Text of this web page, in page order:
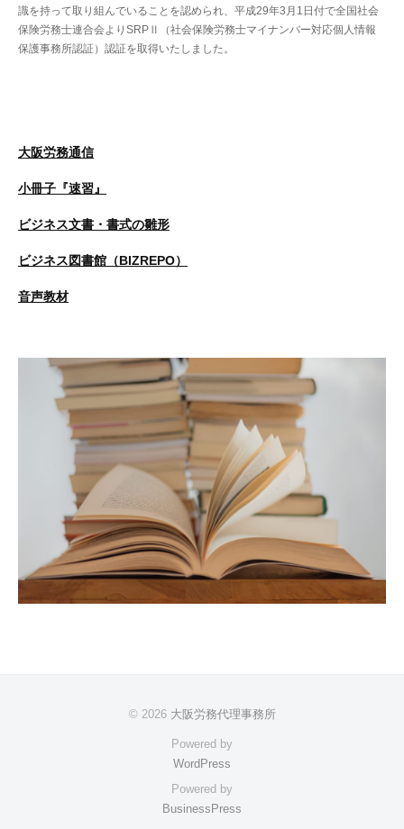
識を持って取り組んでいることを認められ、平成29年3月1日付で全国社会
保険労務士連合会よりSRPⅡ（社会保険労務士マイナンバー対応個人情報
保護事務所認証）認証を取得いたしました。
大阪労務通信
小冊子『速習』
ビジネス文書・書式の雛形
ビジネス図書館（BIZREPO）
音声教材
© 2026 大阪労務代理事務所
Powered by
WordPress
Powered by
BusinessPress